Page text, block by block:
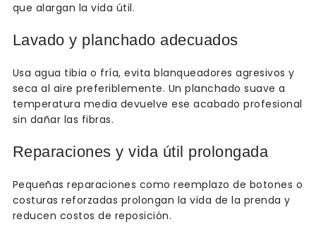
que alargan la vida útil.
Lavado y planchado adecuados
Usa agua tibia o fría, evita blanqueadores agresivos y
seca al aire preferiblemente. Un planchado suave a
temperatura media devuelve ese acabado profesional
sin dañar las fibras.
Reparaciones y vida útil prolongada
Pequeñas reparaciones como reemplazo de botones o
costuras reforzadas prolongan la vida de la prenda y
reducen costos de reposición.